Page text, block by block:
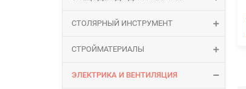
СТОЛЯРНЫЙ ИНСТРУМЕНТ
СТРОЙМАТЕРИАЛЫ
ЭЛЕКТРИКА И ВЕНТИЛЯЦИЯ